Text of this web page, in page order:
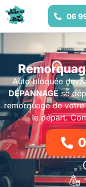
06
Auto bloquée
DÉPANNAGEse
remorquage de
le départ.